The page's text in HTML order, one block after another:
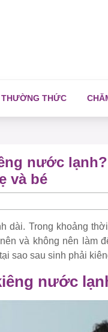
THƯỜNG THỨC
nước
và bé
dài. Trong khoảng
và không nên làm
sao sau sinh phải
nước